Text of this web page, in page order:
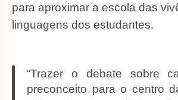
para aproximar a escola das
linguagens dos estudantes.
“Trazer o debate sobre
preconceito para o centro